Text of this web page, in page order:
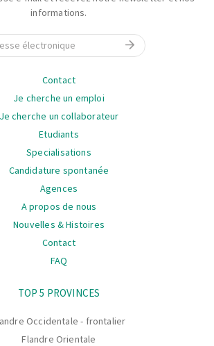
informations.
Contact
Je cherche un emploi
Je cherche un collaborateur
Etudiants
Specialisations
Candidature spontanée
Agences
A propos de nous
Nouvelles & Histoires
Contact
FAQ
TOP 5 PROVINCES
Occidentale - frontalier
Flandre Orientale